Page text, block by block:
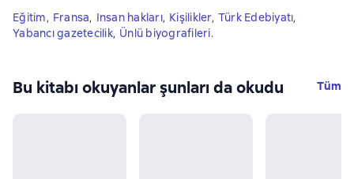
Eğitim, Fransa, Insan hakları, Kişilikler, Türk Edebiyatı,
Yabancı gazetecilik, Ünlü biyografileri.
Bu kitabı okuyanlar şunları da okudu Tüm